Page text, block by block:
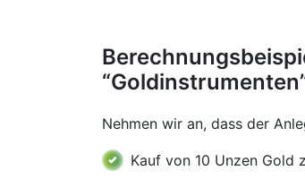
Nehmen wir an, dass der
Kauf von 10 Unzen Gold